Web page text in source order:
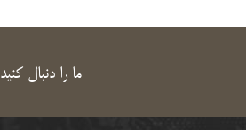
ما را دنبال کنید